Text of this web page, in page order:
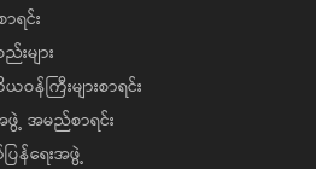
ရင်း
များ
န်ကြီးများစာရင်း
ဖွဲ့ အမည်စာရင်း
န်ရေးအဖွဲ့